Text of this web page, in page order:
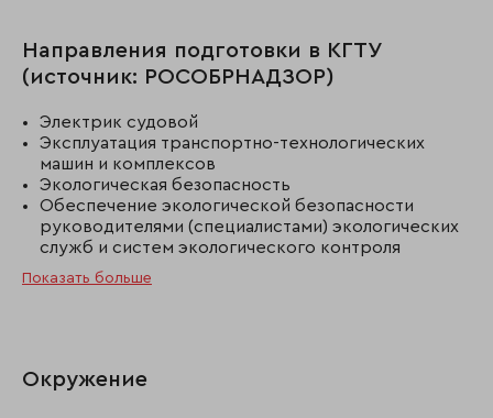
Направления подготовки в КГТУ
(источник: РОСОБРНАДЗОР)
Электрик судовой
Эксплуатация транспортно-технологических
машин и комплексов
Экологическая безопасность
Обеспечение экологической безопасности
руководителями (специалистами) экологических
служб и систем экологического контроля
Показать больше
Окружение